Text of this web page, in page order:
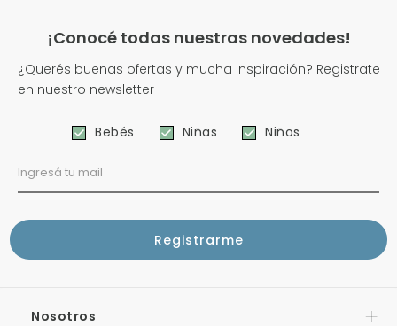
¡Conocé todas nuestras novedades!
¿Querés buenas ofertas y mucha inspiración? Registrate
en nuestro newsletter
Bebés Niñas Niños
Nosotros